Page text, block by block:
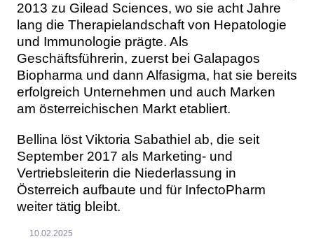
2013 zu Gilead Sciences, wo sie acht Jahre
lang die Therapielandschaft von Hepatologie
und Immunologie prägte. Als
Geschäftsführerin, zuerst bei Galapagos
Biopharma und dann Alfasigma, hat sie bereits
erfolgreich Unternehmen und auch Marken
am österreichischen Markt etabliert.
Bellina löst Viktoria Sabathiel ab, die seit
September 2017 als Marketing- und
Vertriebsleiterin die Niederlassung in
Österreich aufbaute und für InfectoPharm
weiter tätig bleibt.
10.02.2025